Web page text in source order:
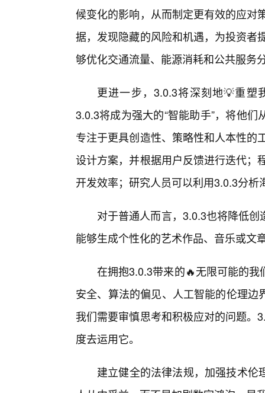
候变化的影响，从而制定更有效的应对
据，发现隐藏的风险和机遇，为投资者
够优化交通流量、能源消耗和公共服务
更进一步，3.0.3将深刻地💡重塑
3.0.3将成为强大的“智能助手”，将他
专注于更具创造性、策略性和人本性的
设计方案，并根据用户反馈进行迭代；
开发效率；研究人员可以利用3.0.3分
对于普通人而言，3.0.3也将降低
能够生成个性化的艺术作品、音乐或文
在拥抱3.0.3带来的🔥无限可能的
安全、算法的偏见、人工智能的伦理
我们需要审慎思考和积极应对的问题。
度去运用它。
建立健全的法律法规，加强技术